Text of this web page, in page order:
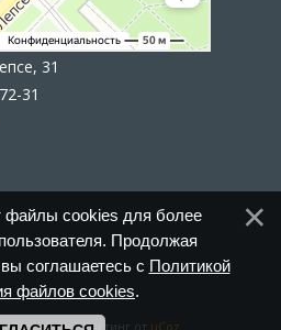
31
31
uTemplate|Хостинг от uCoz
файлы cookies для более
Продолжая
соглашаетесь с Политикой
файлов cookies.